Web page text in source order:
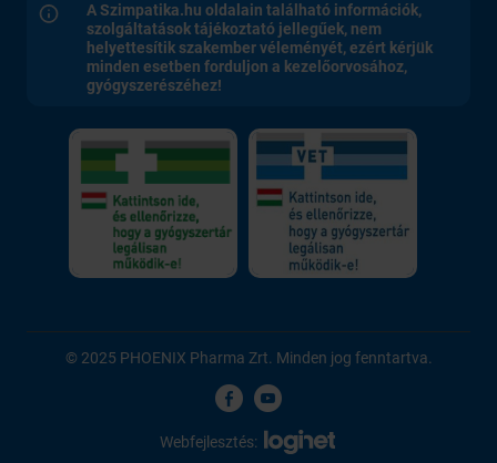
A Szimpatika.hu oldalain található információk,
szolgáltatások tájékoztató jellegűek, nem
helyettesítik szakember véleményét, ezért kérjük
minden esetben forduljon a kezelőorvosához,
gyógyszerészéhez!
© 2025 PHOENIX Pharma Zrt. Minden jog fenntartva.
Webfejlesztés: